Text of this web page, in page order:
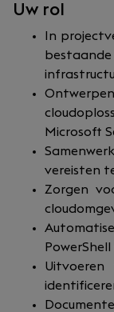
Uw rol
In
Microsoft
vereisten
Zorgen
Uitvoeren